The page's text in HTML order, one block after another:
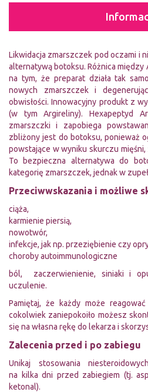
Likwidacja zmarszczek pod oczami i
alternatywą botoksu. Różnica między
na tym, że preparat działa tak
nowych zmarszczek i
obwisłości. Innowacyjny produkt z
(w tym Argireliny). Hexapeptyd
zmarszczki i zapobiega
zbliżony jest do botoksu, ponieważ
powstające w wyniku skurczu
To bezpieczna alternatywa do
kategorię zmarszczek, jednak w
Przeciwwskazania i możliwe
ciąża,
karmienie piersią,
nowotwór,
infekcje, jak np. przeziębienie czy
choroby autoimmunologiczne
ból, zaczerwienienie, siniaki i
uczulenie.
Pamiętaj, że każdy może
cokolwiek zaniepokoiło możesz
się na własna rękę do lekarza i
Zalecenia przed i po zabiegu
Unikaj stosowania
na kilka dni przed zabiegiem (tj.
ketonal).